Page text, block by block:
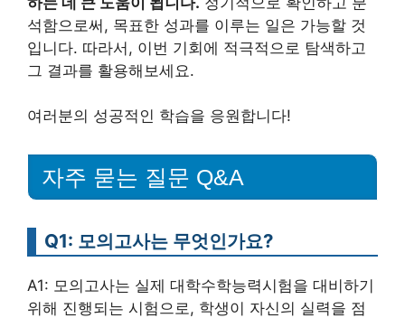
석함으로써, 목표한 성과를 이루는 일은 가능할 것
입니다. 따라서, 이번 기회에 적극적으로 탐색하고
그 결과를 활용해보세요.
여러분의 성공적인 학습을 응원합니다!
자주 묻는 질문 Q&A
Q1: 모의고사는 무엇인가요?
A1: 모의고사는 실제 대학수학능력시험을 대비하기
위해 진행되는 시험으로, 학생이 자신의 실력을 점